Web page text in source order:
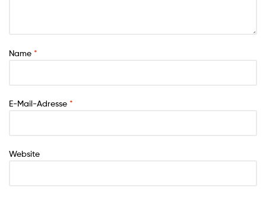
Name *
E-Mail-Adresse *
Website